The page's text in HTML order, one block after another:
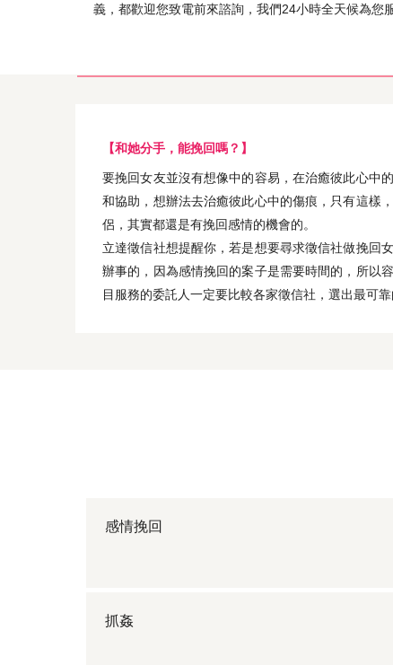
義，都歡迎您致電前來諮詢，我們24小時全天候為您
【和她分手，能挽回嗎？】
要挽回女友並沒有想像中的容易，在治癒彼此心中
和協助，想辦法去治癒彼此心中的傷痕，只有這樣
侶，其實都還是有挽回感情的機會的。
立達徵信社想提醒你，若是想要尋求徵信社做挽回
辦事的，因為感情挽回的案子是需要時間的，所以
目服務的委託人一定要比較各家徵信社，選出最可靠
感情挽回
抓姦